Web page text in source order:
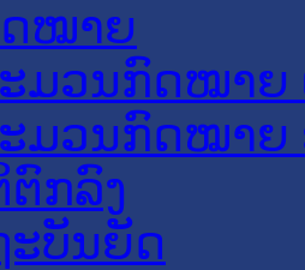
ໝາຍ
ມວນກົດໝາຍ
ມວນກົດໝາຍ
ກລົງ
ະບັນຍັດ